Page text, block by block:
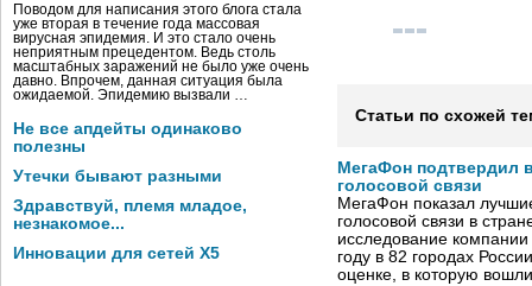
Поводом для написания этого блога стала
уже вторая в течение года массовая
вирусная эпидемия. И это стало очень
неприятным прецедентом. Ведь столь
масштабных заражений не было уже очень
давно. Впрочем, данная ситуация была
ожидаемой. Эпидемию вызвали …
Не все апдейты одинаково
полезны
Утечки бывают разными
Здравствуй, племя младое,
незнакомое...
Инновации для сетей X5
Статьи по схожей
МегаФон подтвердил
голосовой связи
МегаФон показал
голосовой связи в
исследование
году в 82 городах
оценке, в которую